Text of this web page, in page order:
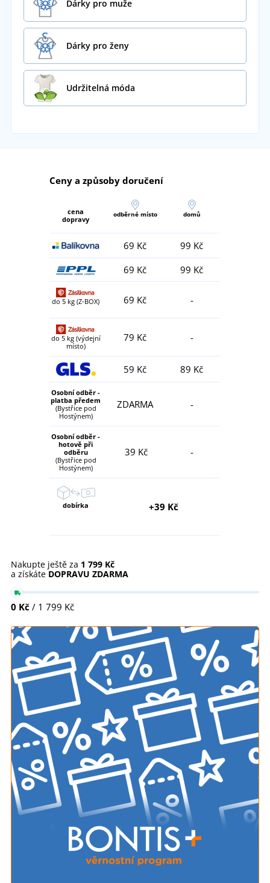
Dárky pro muže
Dárky pro ženy
Udržitelná móda
Ceny a způsoby doručení
cena
dopravy
odběrné místo domů
69 Kč
99 Kč
69 Kč
99 Kč
do 5 kg (Z-BOX) 69 Kč -
do 5 kg (výdejní
místo)
79 Kč -
59 Kč 89 Kč
Osobní odběr -
platba předem
(Bystřice pod
Hostýnem)
ZDARMA -
Osobní odběr -
hotově při
odběru
(Bystřice pod
Hostýnem)
39 Kč -
dobírka +39 Kč
Nakupte ještě za 1 799 Kč
a získáte DOPRAVU ZDARMA
0 Kč / 1 799 Kč